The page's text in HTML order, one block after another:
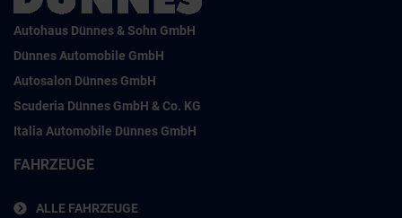
Autohaus Dünnes & Sohn GmbH
Dünnes Automobile GmbH
Autosalon Dünnes GmbH
Scuderia Dünnes GmbH & Co. KG
Italia Automobile Dünnes GmbH
FAHRZEUGE
ALLE FAHRZEUGE